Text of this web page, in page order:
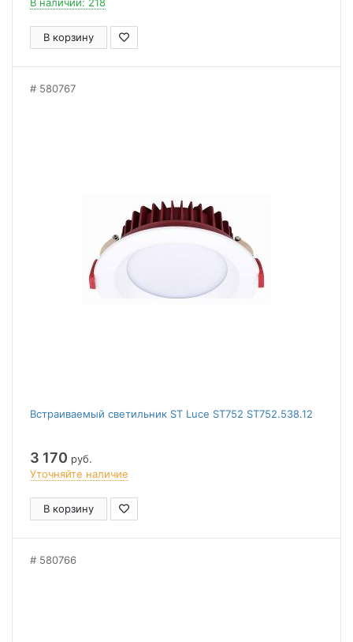
В корзину
580767
Встраиваемый светильник ST Luce ST752 ST752.538.12
3 170 руб.
Уточняйте наличие
В корзину
580766